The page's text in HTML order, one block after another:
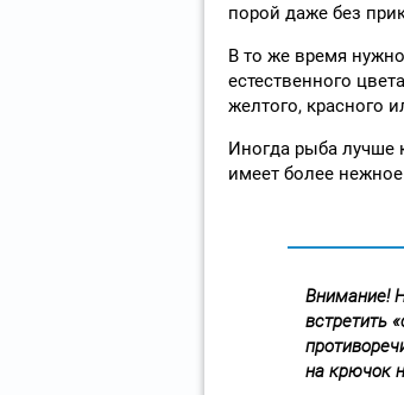
порой даже без
В то же время
естественного
желтого, красного
Иногда рыба лучше
имеет более нежное
Внимание!
встретить
на крючок